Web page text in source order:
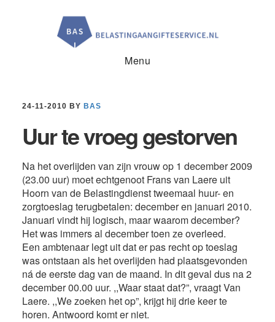
Menu
24-11-2010 BY BAS
Uur te vroeg gestorven
Na het overlijden van zijn vrouw op 1 december 2009
(23.00 uur) moet echtgenoot Frans van Laere uit
Hoorn van de Belastingdienst tweemaal huur- en
zorgtoeslag terugbetalen: december en januari 2010.
Januari vindt hij logisch, maar waarom december?
Het was immers al december toen ze overleed.
Een ambtenaar legt uit dat er pas recht op toeslag
was ontstaan als het overlijden had plaatsgevonden
ná de eerste dag van de maand. In dit geval dus na 2
december 00.00 uur. ,,Waar staat dat?”, vraagt Van
Laere. ,,We zoeken het op”, krijgt hij drie keer te
horen. Antwoord komt er niet.